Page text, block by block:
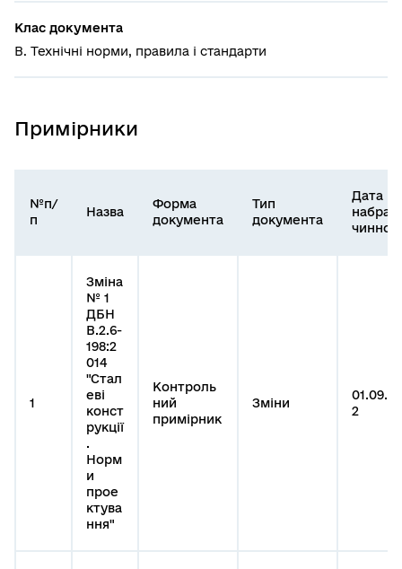
Клас документа
В. Технічні норми, правила і стандарти
Примірники
№п/
п
Назва
Форма
документа
Тип
документа
Дата
1
Зміна
№ 1
ДБН
В.2.6-
198:2
014
"Стал
еві
конст
рукції
.
Норм
и
прое
ктува
ння"
Контроль
ний
примірник
Зміни
2